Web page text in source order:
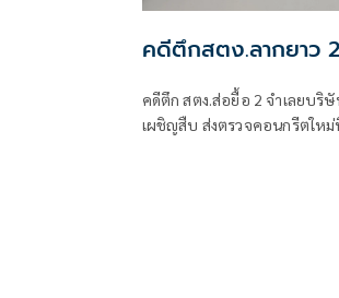
คดีตึกสตง.ลากยาว
คดีตึก สตง.ส่อยื้อ 2 จำเลยบริ
เผชิญสืบ ส่งตรวจคอนกรีตใหม่